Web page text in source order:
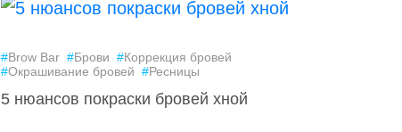
#Brow Bar #Брови #Коррекция бровей
#Окрашивание бровей #Ресницы
5 нюансов покраски бровей хной